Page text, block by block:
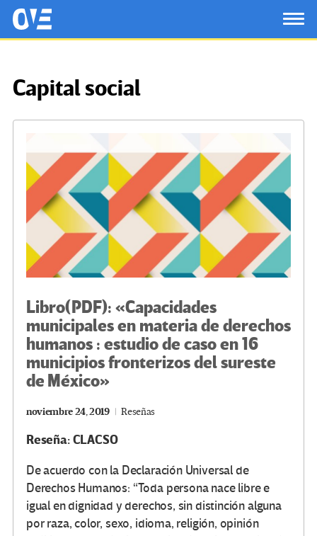
Saltar al contenido principal
OtrasVocesenEducacion.org
Capital social
Libro(PDF): «Capacidades
municipales en materia de derechos
humanos : estudio de caso en 16
municipios fronterizos del sureste
de México»
noviembre 24, 2019 Reseñas
Reseña: CLACSO
De acuerdo con la Declaración Universal de
Derechos Humanos: “Toda persona nace libre e
igual en dignidad y derechos, sin distinción alguna
por raza, color, sexo, idioma, religión, opinión